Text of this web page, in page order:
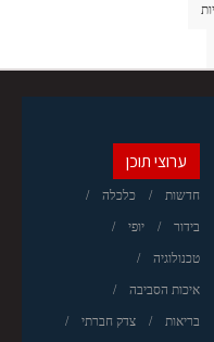
ערוצי תוכן
חדשות כלכלה
בידור יופי
טכנולוגיה
איכות הסביבה
בריאות צדק חברתי